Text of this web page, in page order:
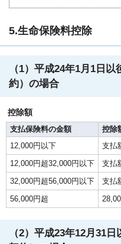
5.生命保険料控除
（1）平成24年1月1日
約）の場合
控除額
支払保険料の金額
控除
12,000円以下
支払
12,000円超32,000円以下
支払
32,000円超56,000円以下
支払
56,000円超
（2）平成23年12月31